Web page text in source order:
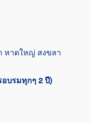
หาดใหญ่ สงขลา
บรมทุกๆ 2 ปี)